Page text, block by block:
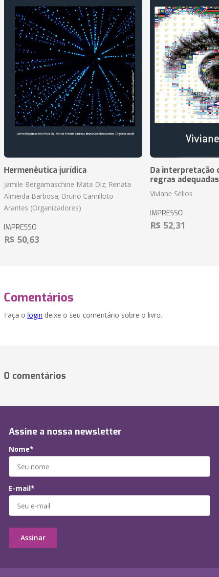
Hermenêutica jurídica
Jamile Bergamaschine Mata Diz; Renata
Almeida Barbosa; Bruno Camilloto
Arantes (Organizadores)
IMPRESSO
R$ 50,63
Da interpretação
regras
Viviane Séllos
IMPRESSO
R$ 52,31
Comentários
Faça o login deixe o seu comentário sobre o livro.
0 comentários
Assine a nossa newsletter
Nome*
E-mail*
Assinar